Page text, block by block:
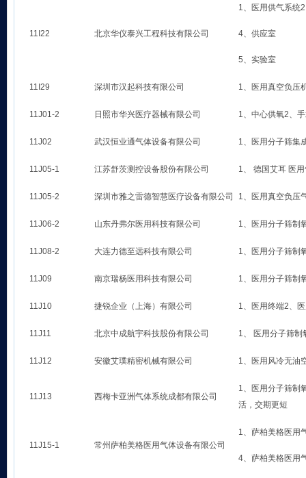
11I22 北京华仪泰兴工程科技有限公司
1、医用供气系统
4、供应室
5、实验室
11I29 深圳市汉起科技有限公司 1、医用真空负压
11J01-2 日照市华兴医疗器械有限公司 1、中心供氧2、
11J02 武汉恒业通气体设备有限公司 1、医用分子筛集
11J05-1 江苏舒茨测控设备股份有限公司 1、 德国艾耳 医
11J05-2 深圳市雅之雷德智慧医疗设备有限公司 1、医用真空负压
11J06-2 山东丹弗尔医用科技有限公司 1、医用分子筛制
11J08-2 大连力德至远科技有限公司 1、医用分子筛制
11J09 南京瑞杨医用科技有限公司 1、医用分子筛制
11J10 捷锐企业（上海）有限公司 1、医用终端2、
11J11 北京中成航宇科技股份有限公司 1、 医用分子筛
11J12 安徽艾璞精密机械有限公司 1、医用风冷无油
11J13 西梅卡亚洲气体系统成都有限公司
1、医用分子筛制
活，交期更短
11J15-1 常州萨柏美格医用气体设备有限公司
1、萨柏美格医用
4、萨柏美格医用